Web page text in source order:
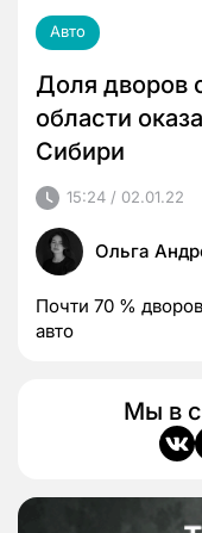
Авто
Доля дворов
области
Сибири
15:24 / 02.01.22
Ольга
Почти 70 %
авто
Мы в